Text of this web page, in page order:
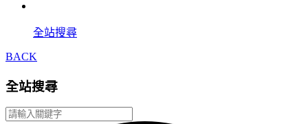
全站搜尋
BACK
全站搜尋